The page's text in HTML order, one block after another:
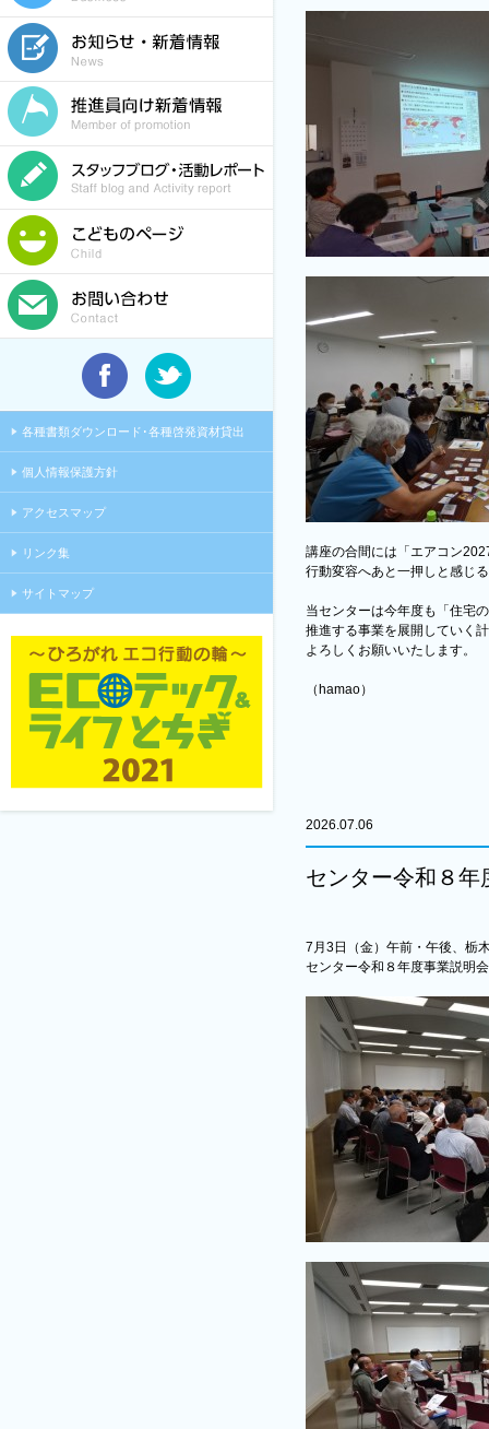
各種書類ダウンロード･各種啓発資材貸出
個人情報保護方針
アクセスマップ
リンク集
サイトマップ
講座の合間には「エアコン
行動変容へあと一押しと感じ
当センターは今年度も「住宅
推進する事業を展開していく
よろしくお願いいたします。
（hamao）
2026.07.06
センター令和８
7月3日（金）午前・午後、栃
センター令和８年度事業説明